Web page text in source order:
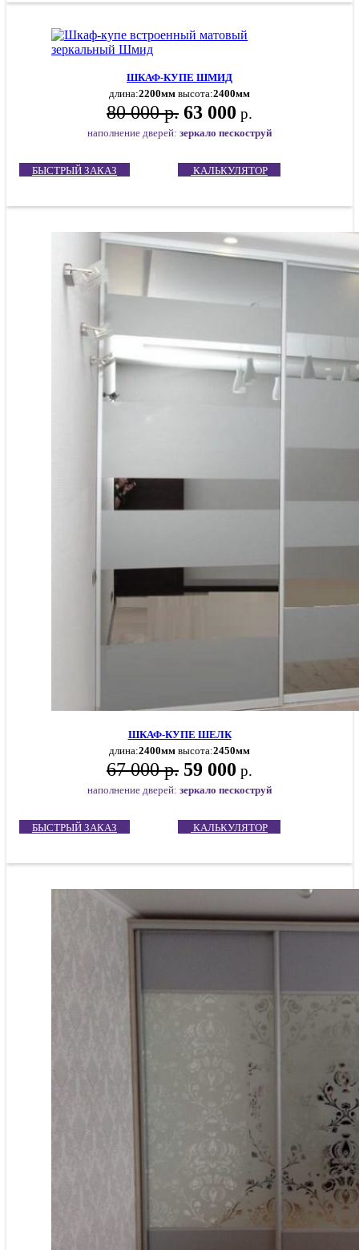
ШКАФ-КУПЕ ШМИД
длина:2200мм высота:2400мм
80 000 р. 63 000 р.
наполнение дверей: зеркало пескоструй
БЫСТРЫЙ ЗАКАЗ КАЛЬКУЛЯТОР
ШКАФ-КУПЕ ШЕЛК
длина:2400мм высота:2450мм
67 000 р. 59 000 р.
наполнение дверей: зеркало пескоструй
БЫСТРЫЙ ЗАКАЗ КАЛЬКУЛЯТОР